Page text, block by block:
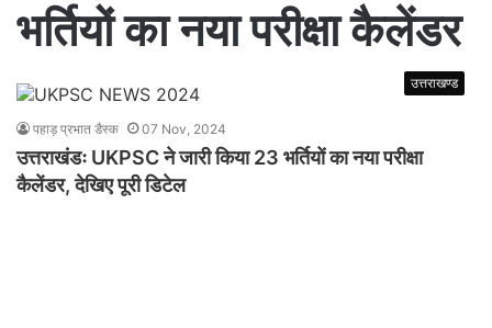
भर्तियों का नया परीक्षा कैलेंडर
उत्तराखण्ड
पहाड़ प्रभात डैस्क 07 Nov, 2024
उत्तराखंडः UKPSC ने जारी किया 23 भर्तियों का नया परीक्षा
कैलेंडर, देखिए पूरी डिटेल